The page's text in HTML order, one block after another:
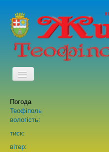
Погода
Теофіполь
вологість:
тиск:
вітер: